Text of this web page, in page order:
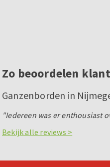
Zo beoordelen
Ganzenborden in
"Iedereen was er enthousiast
Bekijk alle reviews >